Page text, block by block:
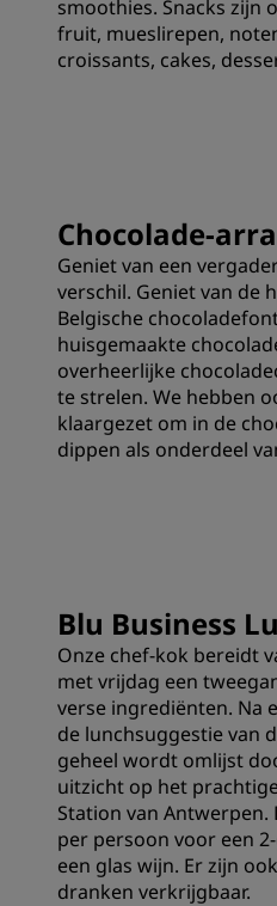
smoothies. Snacks zijn
fruit, mueslirepen,
croissants, cakes,
Chocolade-
Geniet van een
verschil. Geniet van de
Belgische
huisgemaakte
overheerlijke
te strelen. We hebben
klaargezet om in de
dippen als onderdeel
Blu Business
Onze chef-kok bereidt
met vrijdag een
verse ingrediënten. Na
de lunchsuggestie van
geheel wordt omlijst
uitzicht op het
Station van Antwerpen.
per persoon voor een
een glas wijn. Er zijn
dranken verkrijgbaar.